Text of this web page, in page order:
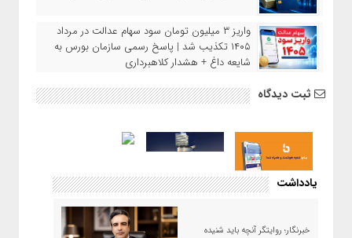
واریز ۳ میلیون تومان سود سهام عدالت در مرداد
۱۴۰۵ تکذیب شد | پاسخ رسمی سازمان بورس به
شایعه داغ + هشدار کلاهبرداری
ثبت دیدگاه
یادداشت
خبرنگار؛ روایتگر آنچه باید شنیده